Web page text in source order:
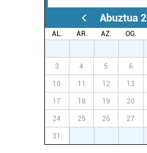
Abuztua
AL. AR. AZ. OG.
3 4 5 6
10 11 12 13
17 18 19 20
24 25 26 27
31